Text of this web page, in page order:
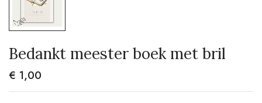
Bedankt meester boek met bril
€ 1,00